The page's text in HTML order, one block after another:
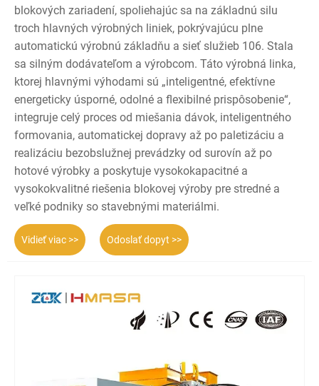
blokových zariadení, spoliehajúc sa na základnú silu
troch hlavných výrobných liniek, pokrývajúcu plne
automatickú výrobnú základňu a sieť služieb 106. Stala
sa silným dodávateľom a výrobcom. Táto výrobná linka,
ktorej hlavnými výhodami sú „inteligentné, efektívne
energeticky úsporné, odolné a flexibilné prispôsobenie“,
integruje celý proces od miešania dávok, inteligentného
formovania, automatickej dopravy až po paletizáciu a
realizáciu bezobslužnej prevádzky od surovín až po
hotové výrobky a poskytuje vysokokapacitné a
vysokokvalitné riešenia blokovej výroby pre stredné a
veľké podniky so stavebnými materiálmi.
Vidieť viac >> Odoslať dopyt >>